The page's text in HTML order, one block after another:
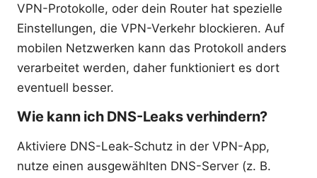
VPN-Protokolle, oder dein Router hat spezielle
Einstellungen, die VPN-Verkehr blockieren. Auf
mobilen Netzwerken kann das Protokoll anders
verarbeitet werden, daher funktioniert es dort
eventuell besser.
Wie kann ich DNS-Leaks verhindern?
Aktiviere DNS-Leak-Schutz in der VPN-App,
nutze einen ausgewählten DNS-Server (z. B.